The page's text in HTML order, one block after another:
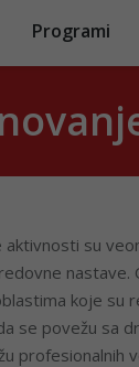
Programi
aktivnosti su
koje su
se povežu sa
profesionalnih